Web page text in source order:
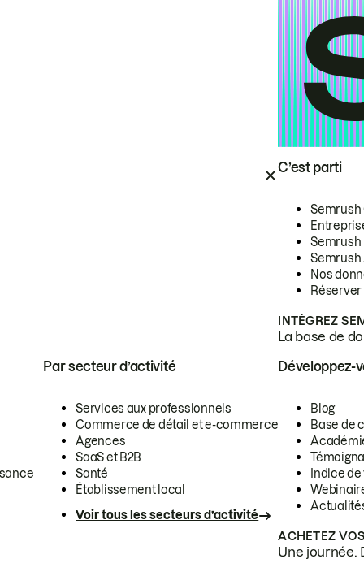
C’est parti
Semrush
Semrush
Semrush
Nos
INTÉGREZ
La base de
Par secteur d’activité
Services aux professionnels
Commerce de détail et e-commerce
Agences
SaaS et B2B
Santé
Établissement local
Voir tous les secteurs d’activité
Développez-
Blog
Base de
Indice
ACHETEZ
Une journée.